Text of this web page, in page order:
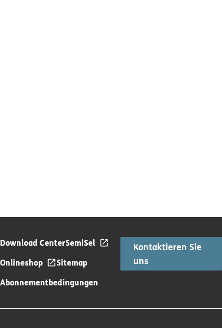
Download CenterSemiSel
Onlineshop
Sitemap
Abonnementbedingungen
Kontaktieren Sie
uns